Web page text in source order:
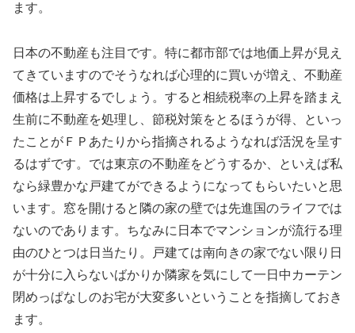
ます。
日本の不動産も注目です。特に都市部では地価上昇が見え
てきていますのでそうなれば心理的に買いが増え、不動産
価格は上昇するでしょう。すると相続税率の上昇を踏まえ
生前に不動産を処理し、節税対策をとるほうが得、といっ
たことがＦＰあたりから指摘されるようなれば活況を呈す
るはずです。では東京の不動産をどうするか、といえば私
なら緑豊かな戸建てができるようになってもらいたいと思
います。窓を開けると隣の家の壁では先進国のライフでは
ないのであります。ちなみに日本でマンションが流行る理
由のひとつは日当たり。戸建ては南向きの家でない限り日
が十分に入らないばかりか隣家を気にして一日中カーテン
閉めっぱなしのお宅が大変多いということを指摘しておき
ます。